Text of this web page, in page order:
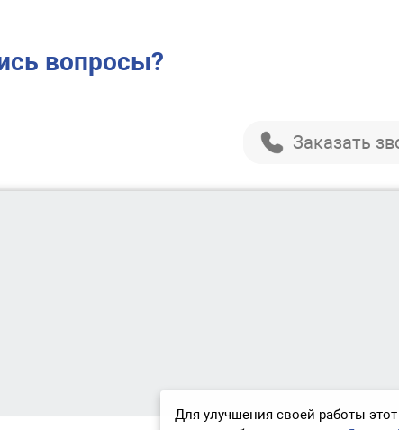
вопросы?
Заказать
Для улучшения своей работы